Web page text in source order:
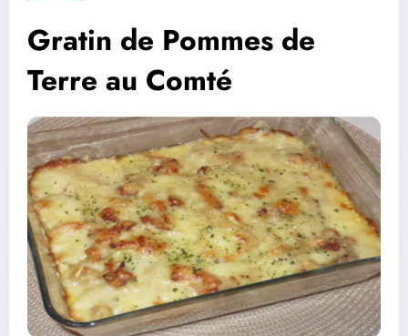
Gratin de Pommes de
Terre au Comté